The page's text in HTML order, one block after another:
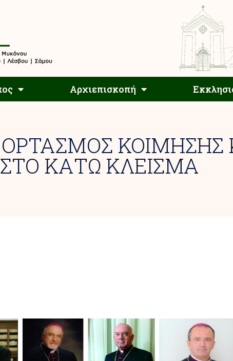
Αρχιεπισκοπή
Αρχιεπισκοπή
ΚΟΙΜΗΣΗΣ
ΚΑΤΩ ΚΛΕΙΣΜΑ